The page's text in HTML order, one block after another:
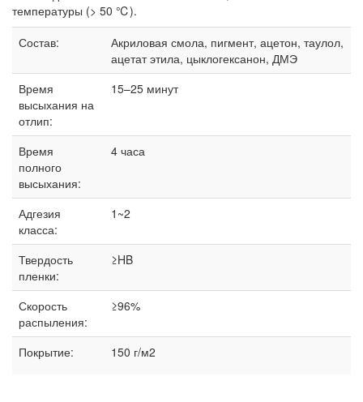
температуры (> 50 ℃).
Состав:
Акриловая смола, пигмент, ацетон, таулол,
ацетат этила, цыклогексанон, ДМЭ
Время
высыхания на
отлип:
15–25 минут
Время
полного
высыхания:
4 часа
Адгезия
класса:
1~2
Твердость
пленки:
≥HB
Скорость
распыления:
≥96%
Покрытие: 150 г/м2